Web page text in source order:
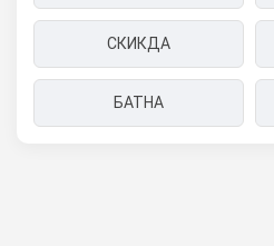
СКИКДА
БАТНА